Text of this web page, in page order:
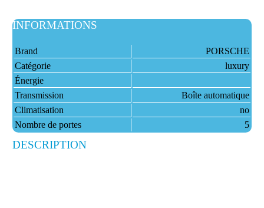
INFORMATIONS
Brand
PORSCHE
Catégorie
luxury
Énergie
Transmission
Boîte automatique
Climatisation
no
Nombre de portes
5
DESCRIPTION